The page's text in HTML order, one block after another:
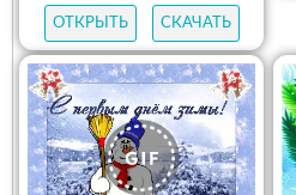
ОТКРЫТЬ СКАЧАТЬ